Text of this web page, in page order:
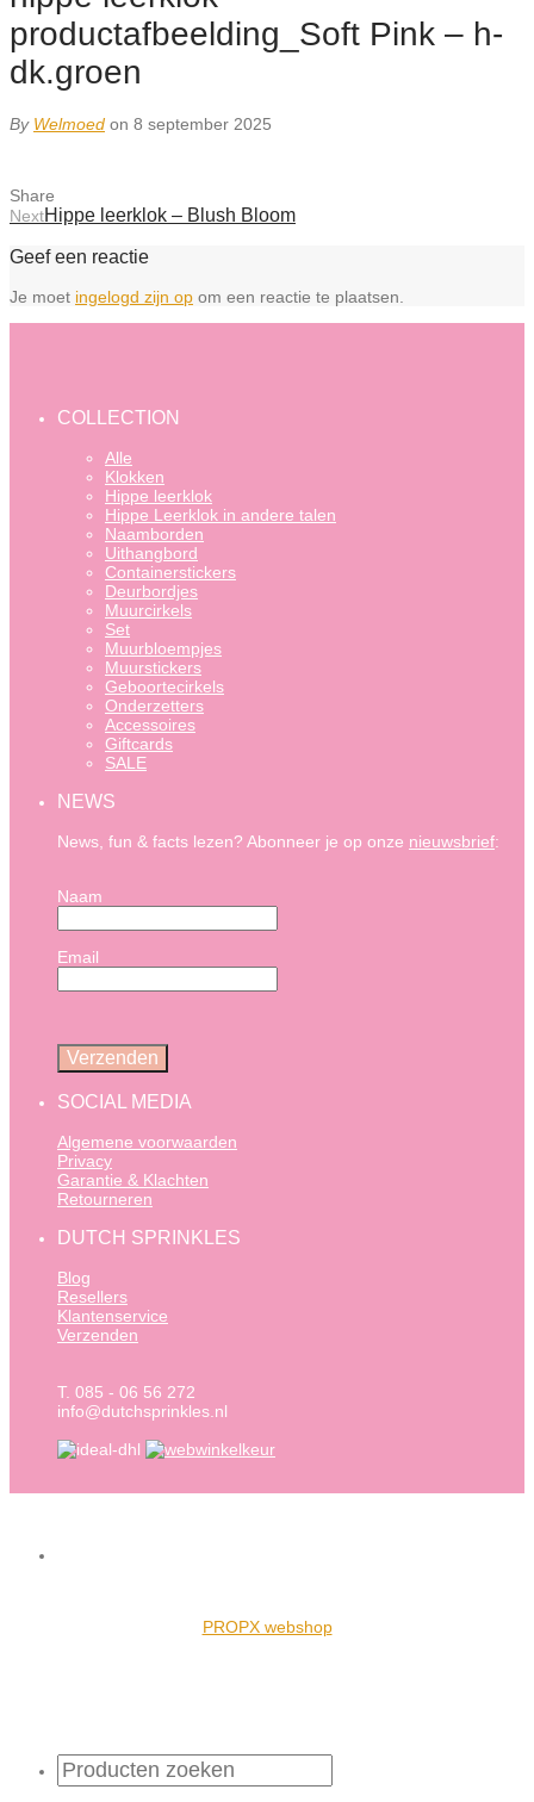
productafbeelding_Soft Pink – h-
dk.groen
By Welmoed on 8 september 2025
Share
NextHippe leerklok – Blush Bloom
Geef een reactie
Je moet ingelogd zijn op om een reactie te plaatsen.
COLLECTION
Alle
Klokken
Hippe leerklok
Hippe Leerklok in andere talen
Naamborden
Uithangbord
Containerstickers
Deurbordjes
Muurcirkels
Set
Muurbloempjes
Muurstickers
Geboortecirkels
Onderzetters
Accessoires
Giftcards
SALE
NEWS
News, fun & facts lezen? Abonneer je op onze nieuwsbrief:
Naam
Email
SOCIAL MEDIA
Algemene voorwaarden
Privacy
Garantie & Klachten
Retourneren
DUTCH SPRINKLES
Blog
Resellers
Klantenservice
Verzenden
T. 085 - 06 56 272
info@dutchsprinkles.nl
PROPX webshop